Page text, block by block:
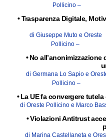
Pollicino –
• Trasparenza Digitale,
di Giuseppe Muto e Oreste
Pollicino –
• No
di Germana Lo Sapio e
Pollicino –
• La UE fa convergere
di Oreste Pollicino e Marco
•Violazioni Antitrust
di Marina Castellaneta e